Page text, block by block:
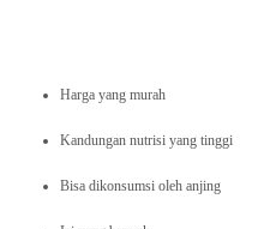
Harga yang murah
Kandungan nutrisi yang tinggi
Bisa dikonsumsi oleh anjing